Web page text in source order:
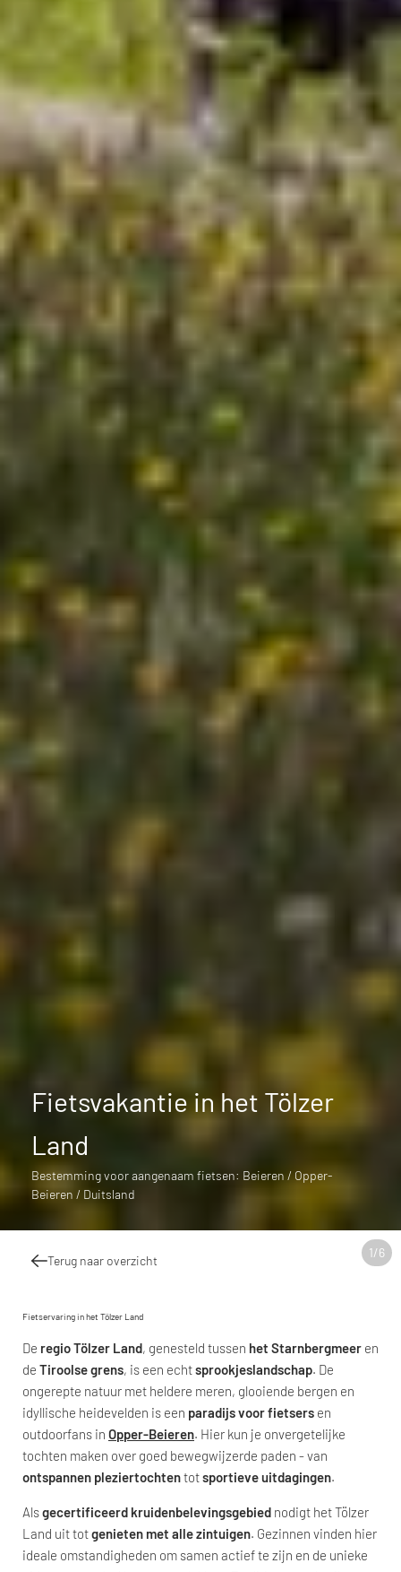
1/6
Fietsvakantie in het Tölzer
Land
Bestemming voor aangenaam fietsen: Beieren / Opper-
Beieren / Duitsland
Terug naar overzicht
Fietservaring in het Tölzer Land
De regio Tölzer Land, genesteld tussen het Starnbergmeer en
de Tiroolse grens, is een echtsprookjeslandschap. De
ongerepte natuur met heldere meren, glooiende bergen en
idyllische heidevelden is een paradijs voor fietsers en
outdoorfans in Opper-Beieren. Hier kun je onvergetelijke
tochten maken over goed bewegwijzerde paden - van
ontspannen pleziertochtentotsportieve uitdagingen.
Alsgecertificeerd kruidenbelevingsgebied nodigt het Tölzer
Land uit totgenieten met alle zintuigen. Gezinnen vinden hier
ideale omstandigheden om samen actief te zijn en de unieke